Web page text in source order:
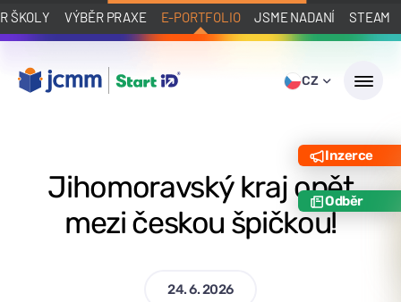
ŠKOLY VÝBĚR PRAXE E-PORTFOLIO JSME NADANÍ STEAM
CZ
Inzerce
Odběr
Jihomoravský kraj opět
mezi českou špičkou!
24. 6. 2026